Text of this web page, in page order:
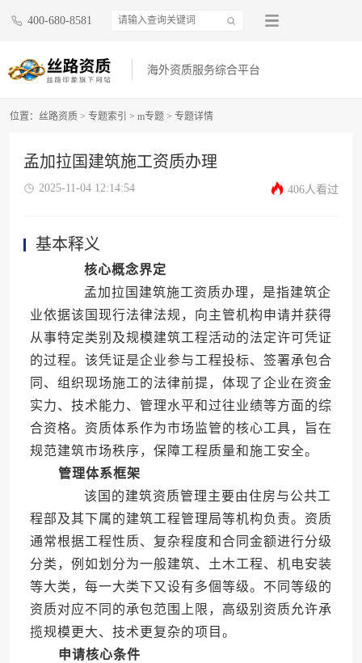
400-680-8581
海外资质服务综合平台
位置： 丝路资质 > 专题索引 > m专题 > 专题详情
孟加拉国建筑施工资质办理
2025-11-04 12:14:54 406人看过
基本释义
核心概念界定
孟加拉国建筑施工资质办理，是指建筑企
业依据该国现行法律法规，向主管机构申请并获得
从事特定类别及规模建筑工程活动的法定许可凭证
的过程。该凭证是企业参与工程投标、签署承包合
同、组织现场施工的法律前提，体现了企业在资金
实力、技术能力、管理水平和过往业绩等方面的综
合资格。资质体系作为市场监管的核心工具，旨在
规范建筑市场秩序，保障工程质量和施工安全。
管理体系框架
该国的建筑资质管理主要由住房与公共工
程部及其下属的建筑工程管理局等机构负责。资质
通常根据工程性质、复杂程度和合同金额进行分级
分类，例如划分为一般建筑、土木工程、机电安装
等大类，每一大类下又设有多個等级。不同等级的
资质对应不同的承包范围上限，高级别资质允许承
揽规模更大、技术更复杂的项目。
申请核心条件